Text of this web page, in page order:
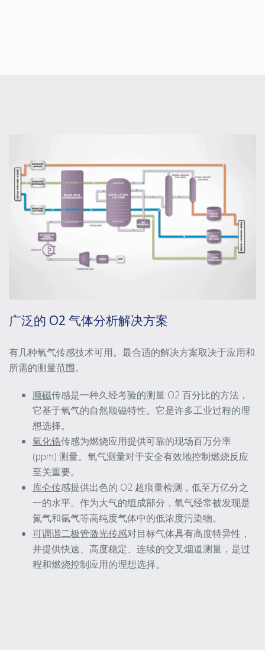
广泛的 O2 气体分析解决方案
有几种氧气传感技术可用。最合适的解决方案取决于应用和
所需的测量范围。
顺磁传感是一种久经考验的测量 O2 百分比的方法，
它基于氧气的自然顺磁特性。它是许多工业过程的理
想选择。
氧化锆传感为燃烧应用提供可靠的现场百万分率
(ppm) 测量。氧气测量对于安全有效地控制燃烧反应
至关重要。
库仑传感提供出色的 O2 超痕量检测，低至万亿分之
一的水平。作为大气的组成部分，氧气经常被发现是
氮气和氩气等高纯度气体中的低浓度污染物。
可调谐二极管激光传感对目标气体具有高度特异性，
并提供快速、高度稳定、连续的交叉烟道测量，是过
程和燃烧控制应用的理想选择。